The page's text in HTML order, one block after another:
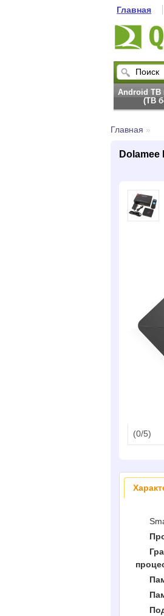
Главная
Android ТВ
(ТВ
Главная »
Dolamee
(0/5)